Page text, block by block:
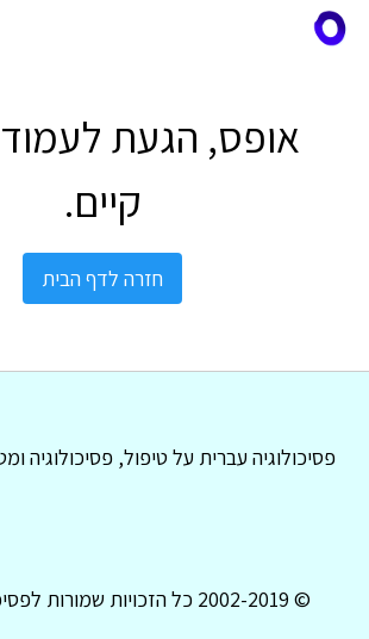
אופס, הגעת לעמוד
קיים.
חזרה לדף הבית
פסיכולוגיה עברית על טיפול, פסיכולוגיה
© 2002-2019 כל הזכויות שמורות לפסיכולוגיה עברית